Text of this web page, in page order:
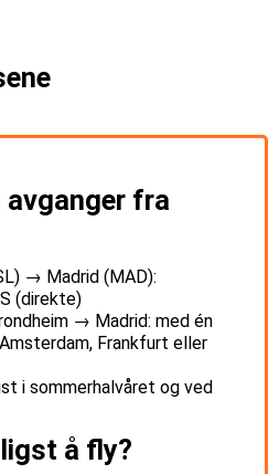
fra
→ Madrid (MAD):
(direkte)
→ Madrid: med én
Frankfurt eller
i sommerhalvåret og ved
å fly?